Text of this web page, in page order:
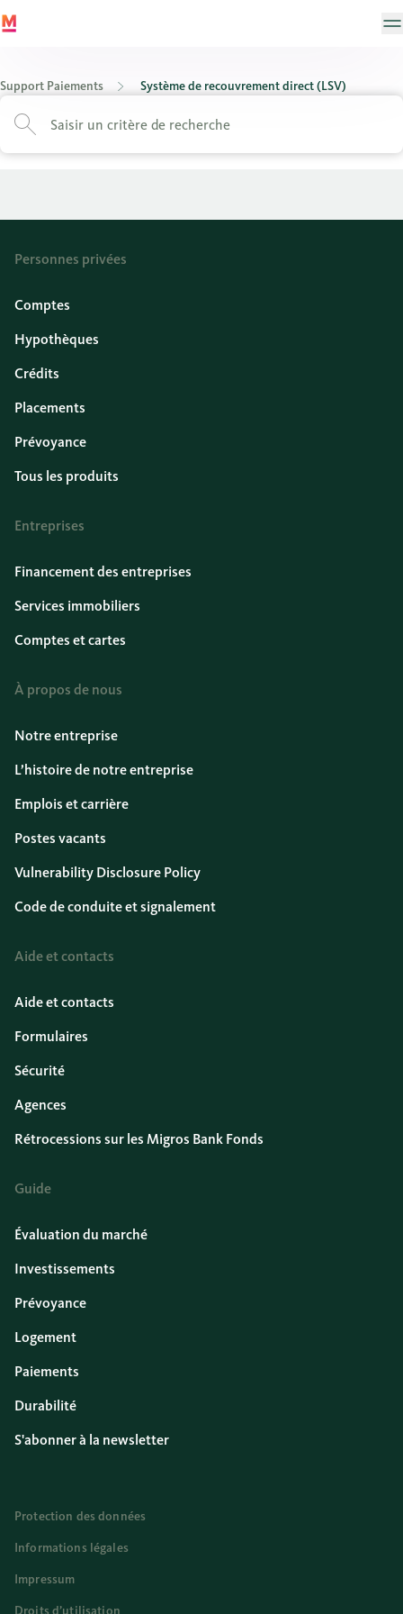
Support Paiements Système de recouvrement direct (LSV)
Personnes privées
Comptes
Hypothèques
Crédits
Placements
Prévoyance
Tous les produits
Entreprises
Financement des entreprises
Services immobiliers
Comptes et cartes
À propos de nous
Notre entreprise
L’histoire de notre entreprise
Emplois et carrière
Postes vacants
Vulnerability Disclosure Policy
Code de conduite et signalement
Aide et contacts
Aide et contacts
Formulaires
Sécurité
Agences
Rétrocessions sur les Migros Bank Fonds
Guide
Évaluation du marché
Investissements
Prévoyance
Logement
Paiements
Durabilité
S'abonner à la newsletter
Protection des données
Informations légales
Impressum
Droits d’utilisation